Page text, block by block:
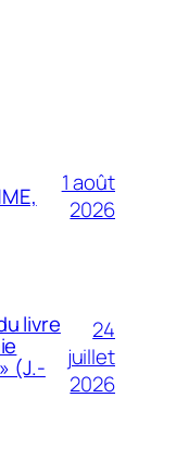
1 août
2026
livre
(J.-
24
juillet
2026